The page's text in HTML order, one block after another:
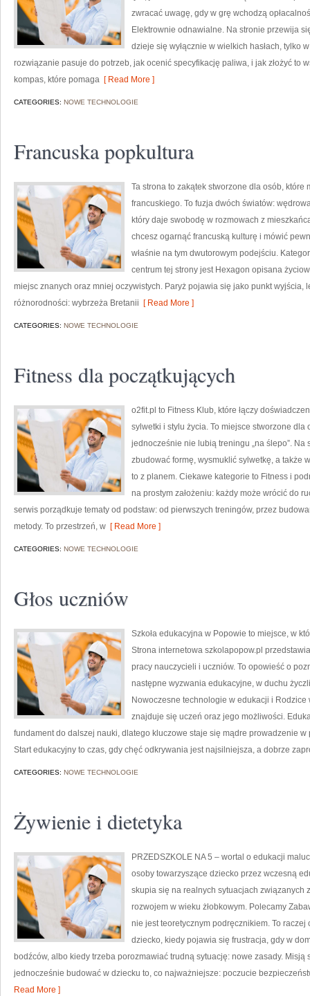
zwracać uwagę, gdy w grę wchodzą
Elektrownie odnawialne. Na stronie przewija
dzieje się wyłącznie w wielkich hasłach, tylko
rozwiązanie pasuje do potrzeb, jak ocenić specyfikację paliwa, i jak złożyć to
kompas, które pomaga [ Read More ]
CATEGORIES: NOWE TECHNOLOGIE
Francuska popkultura
Ta strona to zakątek stworzone dla osób,
francuskiego. To fuzja dwóch światów:
który daje swobodę w rozmowach z
chcesz ogarnąć francuską kulturę i mówić
właśnie na tym dwutorowym podejściu.
centrum tej strony jest Hexagon opisana
miejsc znanych oraz mniej oczywistych. Paryż pojawia się jako punkt wyjścia,
różnorodności: wybrzeża Bretanii [ Read More ]
CATEGORIES: NOWE TECHNOLOGIE
Fitness dla początkujących
o2fit.pl to Fitness Klub, które łączy
sylwetki i stylu życia. To miejsce stworzone
jednocześnie nie lubią treningu „na ślepo”.
zbudować formę, wysmuklić sylwetkę, a
to z planem. Ciekawe kategorie to Fitness i
na prostym założeniu: każdy może wrócić do
serwis porządkuje tematy od podstaw: od pierwszych treningów, przez
metody. To przestrzeń, w [ Read More ]
CATEGORIES: NOWE TECHNOLOGIE
Głos uczniów
Szkoła edukacyjna w Popowie to miejsce, w
Strona internetowa szkolapopow.pl
pracy nauczycieli i uczniów. To opowieść o
następne wyzwania edukacyjne, w duchu
Nowoczesne technologie w edukacji i
znajduje się uczeń oraz jego możliwości.
fundament do dalszej nauki, dlatego kluczowe staje się mądre prowadzenie w
Start edukacyjny to czas, gdy chęć odkrywania jest najsilniejsza, a dobrze
CATEGORIES: NOWE TECHNOLOGIE
Żywienie i dietetyka
PRZEDSZKOLE NA 5 – wortal o edukacji
osoby towarzyszące dziecko przez wczesną
skupia się na realnych sytuacjach związanych
rozwojem w wieku żłobkowym. Polecamy
nie jest teoretycznym podręcznikiem. To
dziecko, kiedy pojawia się frustracja, gdy w
bodźców, albo kiedy trzeba porozmawiać trudną sytuację: nowe zasady. Misją
jednocześnie budować w dziecku to, co najważniejsze: poczucie
Read More ]